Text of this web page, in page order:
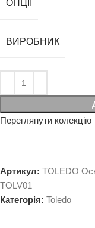
ОПЦІЇ
ВИРОБНИК
Переглянути колекцію
Артикул: TOLEDO
TOLV01
Категорія: Toledo